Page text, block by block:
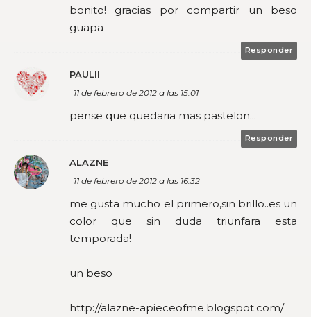
bonito! gracias por compartir un beso
guapa
Responder
PAULII
11 de febrero de 2012 a las 15:01
pense que quedaria mas pastelon...
Responder
ALAZNE
11 de febrero de 2012 a las 16:32
me gusta mucho el primero,sin brillo..es un
color que sin duda triunfara esta
temporada!
un beso
http://alazne-apieceofme.blogspot.com/